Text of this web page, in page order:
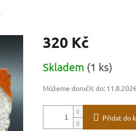
320 Kč
cena:
Skladem (1 ks)
Můžeme doručit do: 11.8.2026
Přidat do